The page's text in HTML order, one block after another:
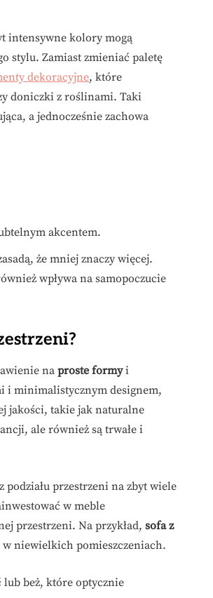
intensywne kolory mogą
stylu. Zamiast zmieniać paletę
dekoracyjne, które
doniczki z roślinami. Taki
a jednocześnie zachowa
akcentem.
że mniej znaczy więcej.
wpływa na samopoczucie
na proste formyi
i minimalistycznym designem,
jakości, takie jak naturalne
ale również są trwałe i
przestrzeni na zbyt wiele
w meble
przestrzeni. Na przykład, sofa z
niewielkich pomieszczeniach.
beż, które optycznie